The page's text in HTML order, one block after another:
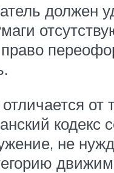
должен
право
от
кодекс
не